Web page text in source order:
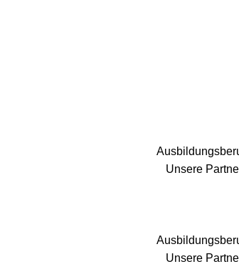
Unsere
Unsere